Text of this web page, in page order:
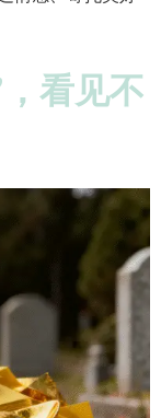
看见不